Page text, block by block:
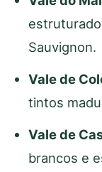
Sauvignon.
Vale de
tintos
Vale de
brancos e